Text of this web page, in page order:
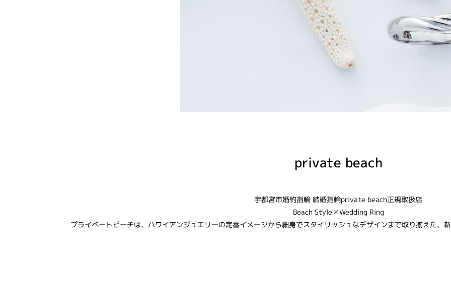
private beach
宇都宮市婚約指輪 結婚指輪private beach正規取扱店
Beach Style✕Wedding Ring
プライベートビーチは、ハワイアンジュエリーの定番イメージから細身でスタイリッシュなデザインまで取り揃えた、